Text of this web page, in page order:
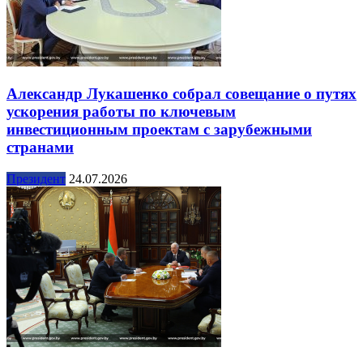
Александр Лукашенко собрал совещание о путях
ускорения работы по ключевым
инвестиционным проектам с зарубежными
странами
Президент 24.07.2026